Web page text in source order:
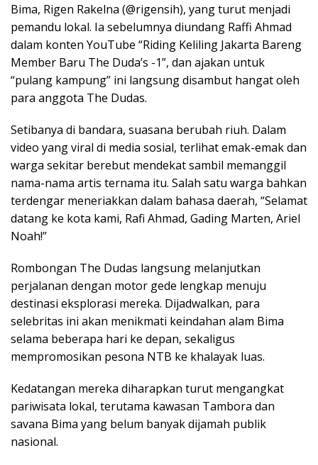
Bima, Rigen Rakelna (@rigensih), yang turut menjadi
pemandu lokal. Ia sebelumnya diundang Raffi Ahmad
dalam konten YouTube “Riding Keliling Jakarta Bareng
Member Baru The Duda’s -1”, dan ajakan untuk
“pulang kampung” ini langsung disambut hangat oleh
para anggota The Dudas.
Setibanya di bandara, suasana berubah riuh. Dalam
video yang viral di media sosial, terlihat emak-emak dan
warga sekitar berebut mendekat sambil memanggil
nama-nama artis ternama itu. Salah satu warga bahkan
terdengar meneriakkan dalam bahasa daerah, “Selamat
datang ke kota kami, Rafi Ahmad, Gading Marten, Ariel
Noah!”
Rombongan The Dudas langsung melanjutkan
perjalanan dengan motor gede lengkap menuju
destinasi eksplorasi mereka. Dijadwalkan, para
selebritas ini akan menikmati keindahan alam Bima
selama beberapa hari ke depan, sekaligus
mempromosikan pesona NTB ke khalayak luas.
Kedatangan mereka diharapkan turut mengangkat
pariwisata lokal, terutama kawasan Tambora dan
savana Bima yang belum banyak dijamah publik
nasional.